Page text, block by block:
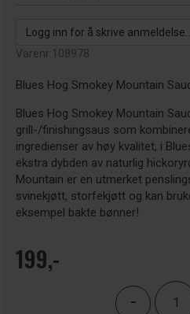
Logg inn for å skrive anmeldelse...
Varenr:108978
Blues Hog Smokey Mountain
Blues Hog Smokey Mountain
grill-/finishingsaus som
ingredienser av høy kvalitet, i
ekstra dybden av naturlig
Mountain er en utmerket
svinekjøtt, storfekjøtt og kan
eksempel bakte bønner!
199,-
-